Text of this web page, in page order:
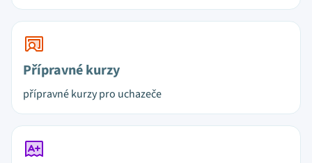
Přípravné kurzy
přípravné kurzy pro uchazeče